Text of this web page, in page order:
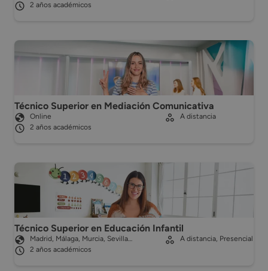
2 años académicos
Técnico Superior en Mediación Comunicativa
Online
2 años académicos
A distancia
Técnico Superior en Educación Infantil
Madrid, Málaga, Murcia, Sevilla…
2 años académicos
A distancia, Presencial